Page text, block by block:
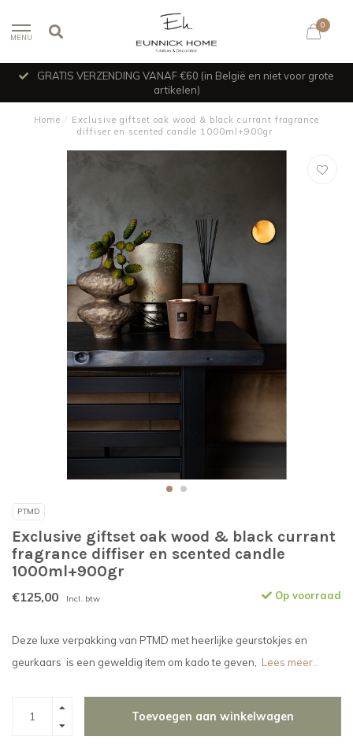
MENU
0
GRATIS VERZENDING VANAF €60 (in België en niet voor grote
artikelen)
Home / Exclusive giftset oak wood & black currant fragrance
diffiser en scented candle 1000ml+900gr
PTMD
Exclusive giftset oak wood & black currant
fragrance diffiser en scented candle
1000ml+900gr
€125,00 Incl. btw Op voorraad
Deze luxe verpakking van PTMD met heerlijke geurstokjes en
geurkaars is een geweldig item om kado te geven, Lees meer..
Toevoegen aan winkelwagen